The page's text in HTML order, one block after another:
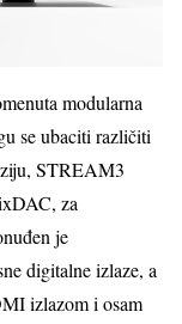
modularna
se ubaciti različiti
STREAM3
za
je
digitalne izlaze, a
izlazom i osam